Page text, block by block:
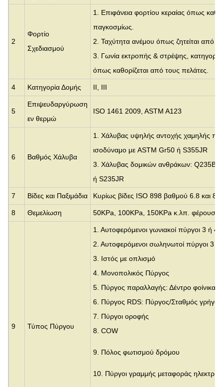
2
Φορτίο
Σχεδιασμού
1. Επιφάνεια φορτίου κεραίας όπως
παγκοσμίως.
2. Ταχύτητα ανέμου όπως ζητείται από
3. Γωνία εκτροπής & στρέψης,
όπως καθορίζεται από τους πελάτες.
4 Κατηγορία Δομής II, III
5
Επιψευδαργύρωση
εν θερμώ
ISO 1461 2009, ASTM A123
6 Βαθμός Χάλυβα
1. Χάλυβας υψηλής αντοχής χαμηλής
ισοδύναμο με ASTM Gr50 ή S355JR
3. Χάλυβας δομικών ανθράκων: Q235B
ή S235JR
7 Βίδες και Παξιμάδια Κυρίως βίδες ISO 898 βαθμού 6.8 και 8.8
8 Θεμελίωση 50KPa, 100KPa, 150KPa κ.λπ. φέρουσα
9 Τύπος Πύργου
1. Αυτοφερόμενοι γωνιακοί πύργοι 3 ή 4
2. Αυτοφερόμενοι σωληνωτοί πύργοι 3
3. Ιστός με οπλισμό
4. Μονοπολικός Πύργος
5. Πύργος παραλλαγής: Δέντρο φοίνικα,
6. Πύργος RDS: Πύργος/Σταθμός
7. Πύργοι οροφής
8. COW
9. Πόλος φωτισμού δρόμου
10. Πύργοι γραμμής μεταφοράς